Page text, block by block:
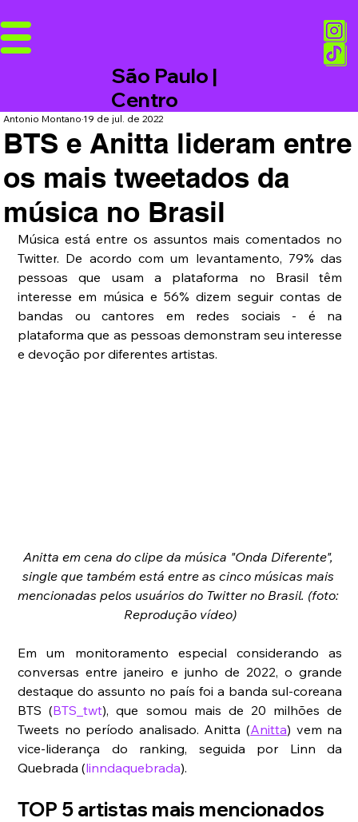
São Paulo |
Centro
BTS e Anitta lideram entre
os mais tweetados da
música no Brasil
Antonio Montano19 de jul. de 2022
Música está entre os assuntos mais comentados no
Twitter. De acordo com um levantamento, 79% das
pessoas que usam a plataforma no Brasil têm
interesse em música e 56% dizem seguir contas de
bandas ou cantores em redes sociais - é na
plataforma que as pessoas demonstram seu interesse
e devoção por diferentes artistas.
Anitta em cena do clipe da música "Onda Diferente",
single que também está entre as cinco músicas mais
mencionadas pelos usuários do Twitter no Brasil. (foto:
Reprodução vídeo)
Em um monitoramento especial considerando as
conversas entre janeiro e junho de 2022, o grande
destaque do assunto no país foi a banda sul-coreana
BTS (BTS_twt), que somou mais de 20 milhões de
Tweets no período analisado. Anitta (Anitta) vem na
vice-liderança do ranking, seguida por Linn da
Quebrada (linndaquebrada).
TOP 5 artistas mais mencionados